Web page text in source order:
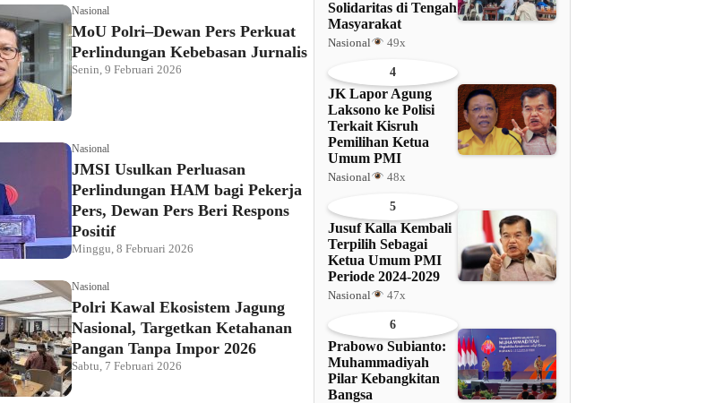
Nasional
MoU Polri–Dewan Pers Perkuat
Perlindungan Kebebasan Jurnalis
Senin, 9 Februari 2026
Nasional
JMSI Usulkan Perluasan
Perlindungan HAM bagi Pekerja
Pers, Dewan Pers Beri Respons
Positif
Minggu, 8 Februari 2026
Nasional
Polri Kawal Ekosistem Jagung
Nasional, Targetkan Ketahanan
Pangan Tanpa Impor 2026
Sabtu, 7 Februari 2026
Solidaritas di Tengah
Masyarakat
Nasional 49x
4
JK Lapor Agung
Laksono ke Polisi
Terkait Kisruh
Pemilihan Ketua
Umum PMI
Nasional 48x
5
Jusuf Kalla Kembali
Terpilih Sebagai
Ketua Umum PMI
Periode 2024-2029
Nasional 47x
6
Prabowo Subianto:
Muhammadiyah
Pilar Kebangkitan
Bangsa